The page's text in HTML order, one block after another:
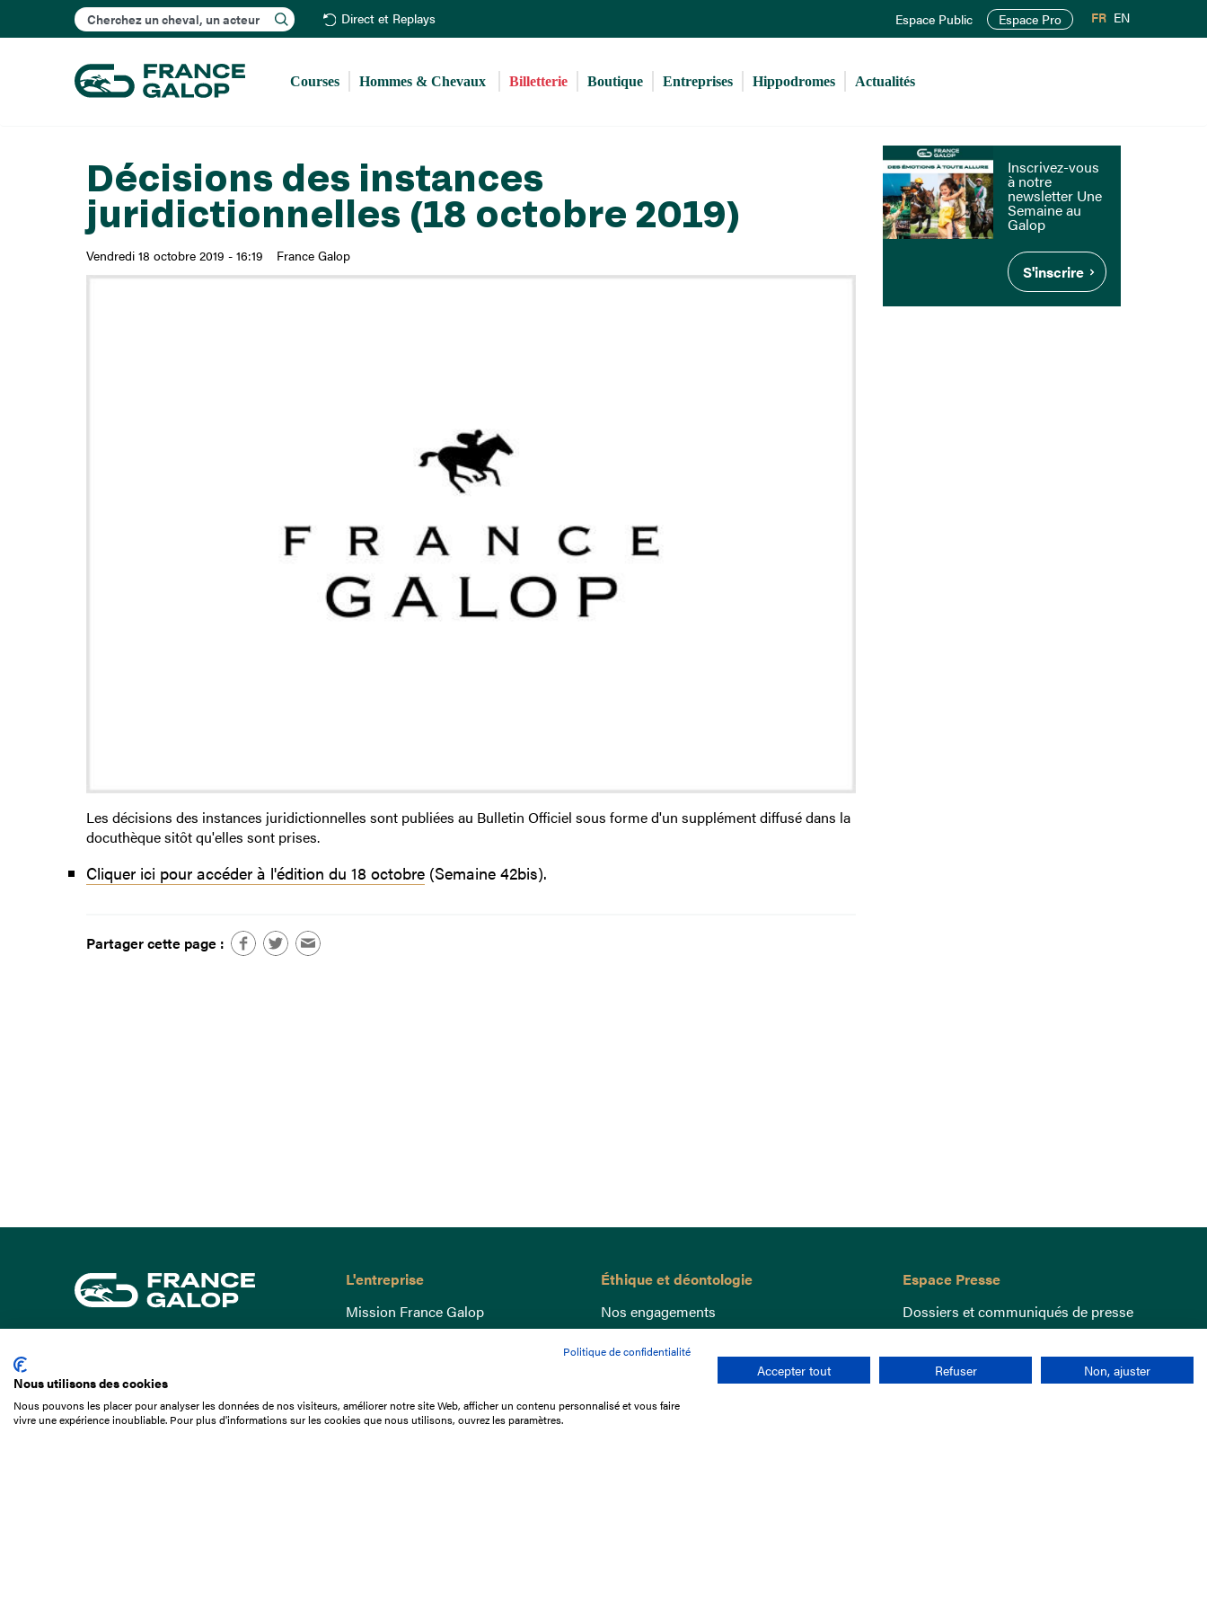
au
principal
Rechercher Direct et Replays Espace Public Espace Pro FR EN
Courses Hommes & Chevaux Billetterie Boutique Entreprises Hippodromes Actualités
Décisions des instances
juridictionnelles (18 octobre 2019)
Vendredi 18 octobre 2019 - 16:19 France Galop
Les décisions des instances juridictionnelles sont publiées au Bulletin Officiel sous forme d'un supplément diffusé dans la
docuthèque sitôt qu'elles sont prises.
Cliquer ici pour accéder à l'édition du 18 octobre(Semaine 42bis).
Partager cette page :
Inscrivez-vous
à notre
newsletter Une
Semaine au
Galop
S'inscrire
01 49 10 20 29
L'entreprise
Mission France Galop
Gouvernance
Comprendre les courses
Docuthèque
Éthique et déontologie
Nos engagements
Lutte anti-dopage
Bien être equin
Index Egalité Femmes-Hommes
Jeu responsable
Espace Presse
Dossiers et communiqués de presse
Politique de confidentialité
Nous utilisons des cookies
Nous pouvons les placer pour analyser les données de nos visiteurs, améliorer notre site Web, afficher un contenu personnalisé et vous faire
vivre une expérience inoubliable. Pour plus d'informations sur les cookies que nous utilisons, ouvrez les paramètres.
Accepter tout Refuser Non, ajuster